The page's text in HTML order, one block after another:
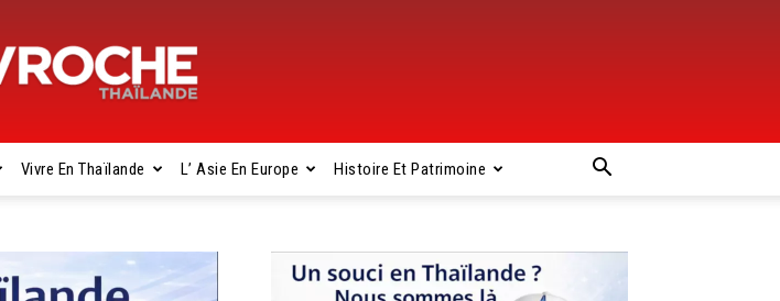
Gavroche
Vivre En Thaïlande L’ Asie En Europe Histoire Et Patrimoine